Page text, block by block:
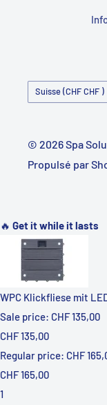
Pays/Région Suisse (CHF CHF )
© 2026 Spa
Propulsé par
🔥 Get it while it lasts
WPC Klickfliese mit
Sale price: CHF 135,00
CHF 135,00
Regular price: CHF
CHF 165,00
1